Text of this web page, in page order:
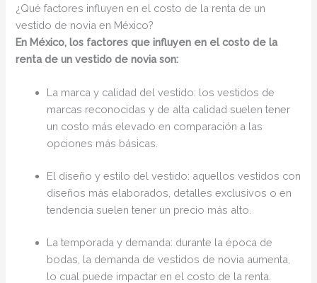
¿Qué factores influyen en el costo de la renta de un
vestido de novia en México?
En México, los factores que influyen en el costo de la
renta de un vestido de novia son:
La marca y calidad del vestido: los vestidos de
marcas reconocidas y de alta calidad suelen tener
un costo más elevado en comparación a las
opciones más básicas.
El diseño y estilo del vestido: aquellos vestidos con
diseños más elaborados, detalles exclusivos o en
tendencia suelen tener un precio más alto.
La temporada y demanda: durante la época de
bodas, la demanda de vestidos de novia aumenta,
lo cual puede impactar en el costo de la renta.